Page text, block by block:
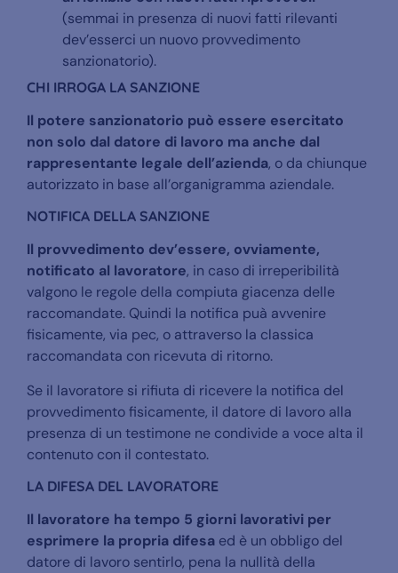
(semmai in presenza di nuovi fatti rilevanti
dev’esserci un nuovo provvedimento
sanzionatorio).
CHI IRROGA LA SANZIONE
Il potere sanzionatorio può essere esercitato
non solo dal datore di lavoro ma anche dal
rappresentante legale dell’azienda, o da chiunque
autorizzato in base all’organigramma aziendale.
NOTIFICA DELLA SANZIONE
Il provvedimento dev’essere, ovviamente,
notificato al lavoratore, in caso di irreperibilità
valgono le regole della compiuta giacenza delle
raccomandate. Quindi la notifica puà avvenire
fisicamente, via pec, o attraverso la classica
raccomandata con ricevuta di ritorno.
Se il lavoratore si rifiuta di ricevere la notifica del
provvedimento fisicamente, il datore di lavoro alla
presenza di un testimone ne condivide a voce alta il
contenuto con il contestato.
LA DIFESA DEL LAVORATORE
Il lavoratore ha tempo 5 giorni lavorativi per
esprimere la propria difesa ed è un obbligo del
datore di lavoro sentirlo, pena la nullità della